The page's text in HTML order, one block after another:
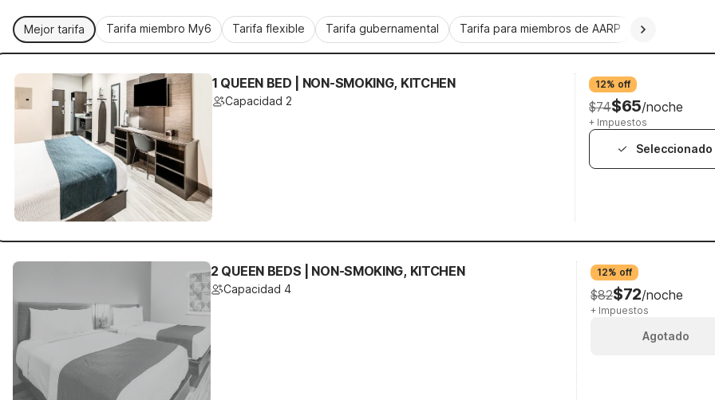
Mejor tarifa Tarifa miembro My6 Tarifa flexible Tarifa gubernamental Tarifa para miembros de AARP
1 QUEEN BED | NON-SMOKING, KITCHEN
Capacidad 2
12% off
$74$65/noche
+ Impuestos
Seleccionado
2 QUEEN BEDS | NON-SMOKING, KITCHEN
Capacidad 4
12% off
$82$72/noche
+ Impuestos
Agotado